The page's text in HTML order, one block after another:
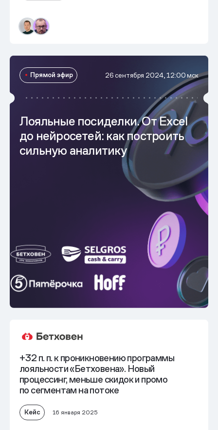
Прямой эфир 26 сентября 2024, 12:00 мск
Лояльные посиделки. От Excel
до нейросетей: как построить
сильную аналитику
+32 п. п. к проникновению программы
лояльности «Бетховена». Новый
процессинг, меньше скидок и промо
по сегментам на потоке
Кейс 16 января 2025